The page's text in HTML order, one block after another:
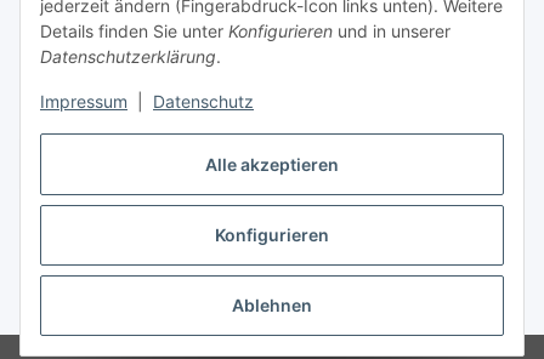
Alle akzeptieren
Konfigurieren
Ablehnen
jederzeit ändern (Fingerabdruck-Icon links unten). Weitere
Details finden Sie unter Konfigurieren und in unserer
Datenschutzerklärung.
Impressum Datenschutz
Vertrag widerrufen
* Alle Preise inkl. gesetzlicher USt., zzgl.Versand